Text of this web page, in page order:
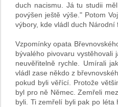
duch nacismu. Já tu studii
povýšen ještě výše." Potom
výbory, kde vládl duch Národní
Vzpomínky opata
bývalého pivovaru
neuvěřitelně rychle. Umírali
vládl zase někdo z
pokud byli věřící. Protože
byl pro ně Němec. Zemřeli
byli. Ti zemřelí byli pak po